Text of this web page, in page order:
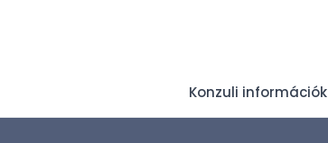
Konzuli információk